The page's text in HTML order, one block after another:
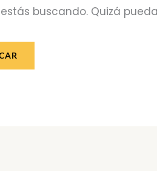
buscando. Quizá